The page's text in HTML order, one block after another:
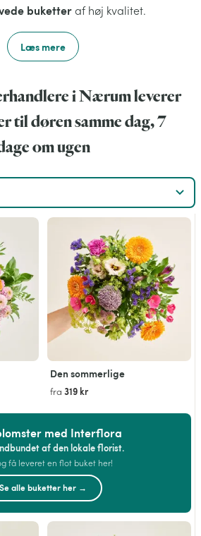
buketteraf høj kvalitet.
Læs mere
i Nærum leverer
til døren samme dag, 7
om ugen
Den sommerlige
fra 319 kr
med Interflora
af den lokale florist.
få leveret en flot buket her!
Se alle buketter her →